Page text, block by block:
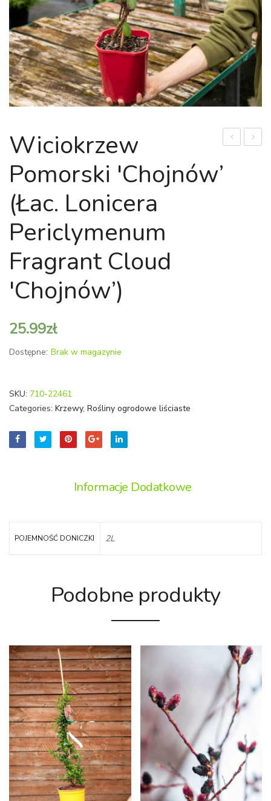
Wiciokrzew
Pomorski 'Chojnów’
(łac. Lonicera
Periclymenum
Fragrant Cloud
'Chojnów’)
25.99zł
Dostępne: Brak w magazynie
SKU: 710-22461
Categories: Krzewy, Rośliny ogrodowe liściaste
Informacje Dodatkowe
POJEMNOŚĆ DONICZKI 2L
Podobne produkty